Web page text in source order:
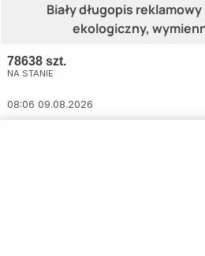
Biały długopis
ekologiczny,
78638 szt.
NA STANIE
08:06 09.08.2026